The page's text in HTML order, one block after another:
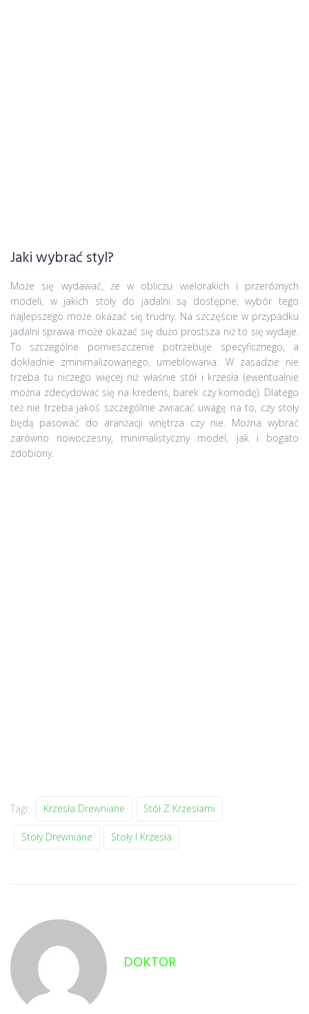
Jaki wybrać styl?
Może się wydawać, że w obliczu wielorakich i przeróżnych
modeli, w jakich stoły do jadalni są dostępne, wybór tego
najlepszego może okazać się trudny. Na szczęście w przypadku
jadalni sprawa może okazać się dużo prostsza niż to się wydaje.
To szczególne pomieszczenie potrzebuje specyficznego, a
dokładnie zminimalizowanego, umeblowania. W zasadzie nie
trzeba tu niczego więcej niż właśnie stół i krzesła (ewentualnie
można zdecydować się na kredens, barek czy komodę). Dlatego
też nie trzeba jakoś szczególnie zwracać uwagę na to, czy stoły
będą pasować do aranżacji wnętrza czy nie. Można wybrać
zarówno nowoczesny, minimalistyczny model, jak i bogato
zdobiony.
Tagi: Krzesła Drewniane Stół Z Krzesłami
Stoły Drewniane Stoły I Krzesła
DOKTOR